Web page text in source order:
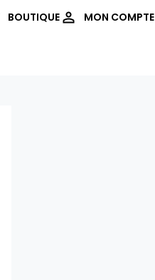
BOUTIQUE MON COMPTE